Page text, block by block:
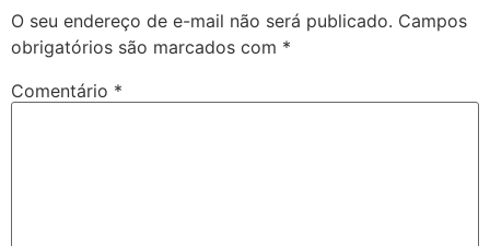
O seu endereço de e-mail não será publicado. Campos
obrigatórios são marcados com *
Comentário *